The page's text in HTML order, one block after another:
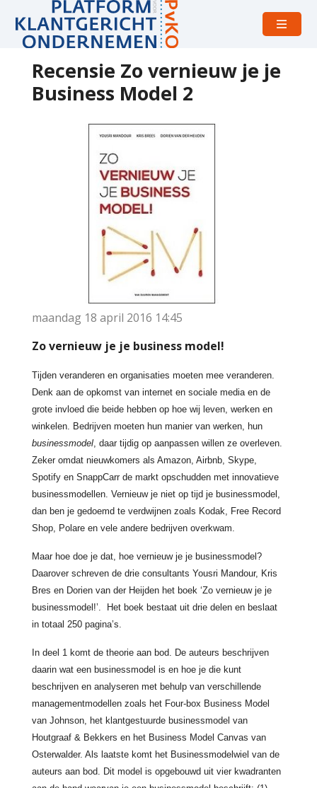
Open
Recensie Zo vernieuw je je
Business Model 2
maandag 18 april 2016 14:45
Zo vernieuw je je business model!
Tijden veranderen en organisaties moeten mee veranderen.
Denk aan de opkomst van internet en sociale media en de
grote invloed die beide hebben op hoe wij leven, werken en
winkelen. Bedrijven moeten hun manier van werken, hun
businessmodel, daar tijdig op aanpassen willen ze overleven.
Zeker omdat nieuwkomers als Amazon, Airbnb, Skype,
Spotify en SnappCarr de markt opschudden met innovatieve
businessmodellen. Vernieuw je niet op tijd je businessmodel,
dan ben je gedoemd te verdwijnen zoals Kodak, Free Record
Shop, Polare en vele andere bedrijven overkwam.
Maar hoe doe je dat, hoe vernieuw je je businessmodel?
Daarover schreven de drie consultants Yousri Mandour, Kris
Bres en Dorien van der Heijden het boek ‘Zo vernieuw je je
businessmodel!’. Het boek bestaat uit drie delen en beslaat
in totaal 250 pagina’s.
In deel 1 komt de theorie aan bod. De auteurs beschrijven
daarin wat een businessmodel is en hoe je die kunt
beschrijven en analyseren met behulp van verschillende
managementmodellen zoals het Four-box Business Model
van Johnson, het klantgestuurde businessmodel van
Houtgraaf & Bekkers en het Business Model Canvas van
Osterwalder. Als laatste komt het Businessmodelwiel van de
auteurs aan bod. Dit model is opgebouwd uit vier kwadranten